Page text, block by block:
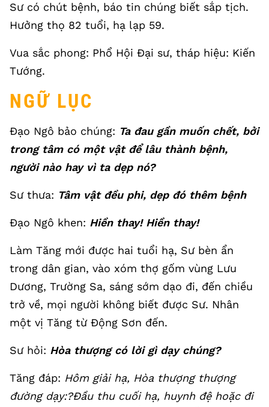
Sư có chút bệnh, báo tin chúng biết sắp tịch.
Hưởng thọ 82 tuổi, hạ lạp 59.
Vua sắc phong: Phổ Hội Đại sư, tháp hiệu: Kiến
Tướng.
NGỮ LỤC
Đạo Ngô bảo chúng: Ta đau gần muốn chết, bởi
trong tâm có một vật để lâu thành bệnh,
người nào hay vì ta dẹp nó?
Sư thưa: Tâm vật đều phi, dẹp đó thêm bệnh
Đạo Ngô khen: Hiền thay! Hiền thay!
Làm Tăng mới được hai tuổi hạ, Sư bèn ẩn
trong dân gian, vào xóm thợ gốm vùng Lưu
Dương, Trường Sa, sáng sớm dạo đi, đến chiều
trở về, mọi người không biết được Sư. Nhân
một vị Tăng từ Động Sơn đến.
Sư hỏi: Hòa thượng có lời gì dạy chúng?
Tăng đáp: Hôm giải hạ, Hòa thượng thượng
đường dạy:?Đầu thu cuối hạ, huynh đệ hoặc đi